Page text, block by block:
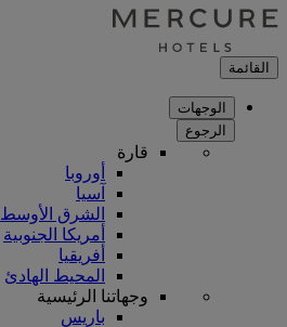
القائمة
الوجهات
الرجوع
قارة
أوروبا
آسيا
الشرق الأوسط
أمريكا الجنوبية
أفريقيا
المحيط الهادئ
وجهاتنا الرئيسية
باريس